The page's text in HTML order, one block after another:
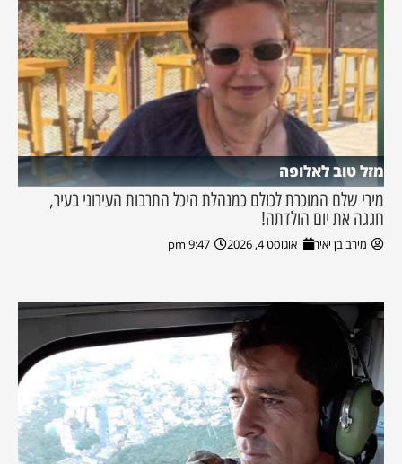
מזל טוב לאלופה
מירי שלם המוכרת לכולם כמנהלת היכל התרבות העירוני בעיר,
חגגה את יום הולדתה!
מירב בן יאיר אוגוסט 4, 2026 9:47 pm